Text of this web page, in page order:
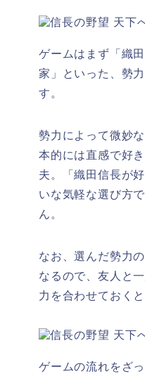
ゲームはまず 「織
家」
といった、勢
す。
勢力によって微妙
本的には直感で好
夫。「織田信長が
いな気軽な選び方
ん。
なお、選んだ勢力
なるので、友人と
力を合わせておく
ゲームの流れをざ